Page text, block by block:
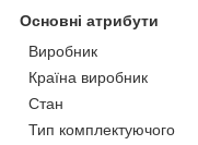
Основні атрибути
Виробник
Країна виробник
Стан
Тип комплектуючого